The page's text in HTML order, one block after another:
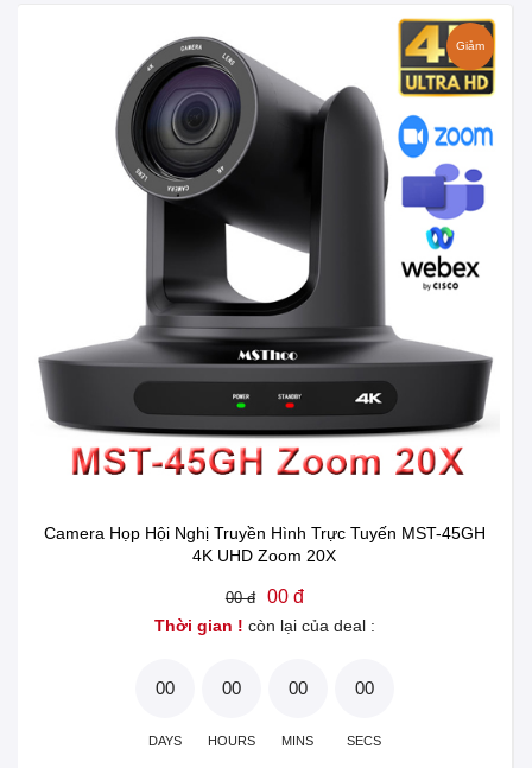
Giảm
Camera Họp Hội Nghị Truyền Hình Trực Tuyến MST-45GH
4K UHD Zoom 20X
00 đ 00 đ
Thời gian ! còn lại của deal :
00
DAYS
00
HOURS
00
MINS
00
SECS